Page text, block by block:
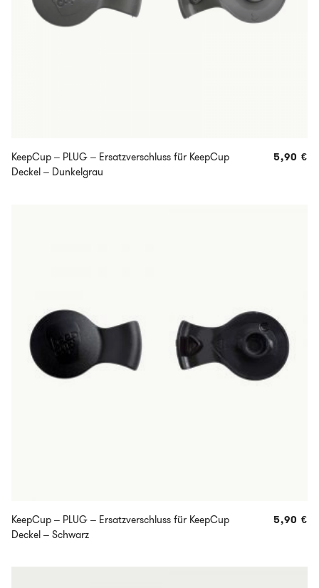
KeepCup – PLUG – Ersatzverschluss für KeepCup
Deckel – Dunkelgrau
5,90 €
KeepCup – PLUG – Ersatzverschluss für KeepCup
Deckel – Schwarz
5,90 €